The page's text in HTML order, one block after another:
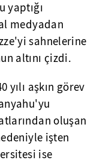
yaptığı
medyadan
sahnelerine
altını çizdi.
aşkın görev
oluşan
işten
ise